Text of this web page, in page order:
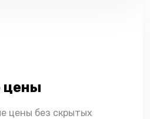
цены
цены без скрытых